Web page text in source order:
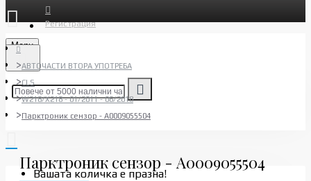
Регистрация
Menu
Вашата количка е празна!
АВТОЧАСТИ ВТОРА УПОТРЕБА
CLS
W218/X218 - 01/2011 - 06/2018
Парктроник сензор - A0009055504
Парктроник сензор - A0009055504